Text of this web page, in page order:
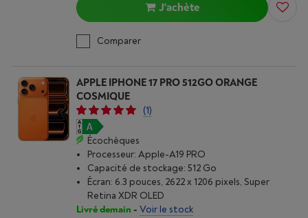
J'achète
Comparer
APPLE IPHONE 17 PRO 512GO ORANGE
COSMIQUE
(1)
Écochèques
Processeur: Apple-A19 PRO
Capacité de stockage: 512 Go
Écran: 6.3 pouces, 2622 x 1206 pixels, Super
Retina XDR OLED
Livré demain - Voir le stock